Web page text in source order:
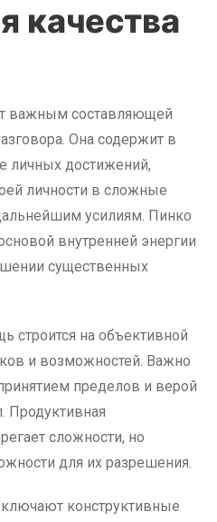
качества
важным составляющей
Она содержит в
личных достижений,
личности в сложные
усилиям. Пинко
внутренней энергии
существенных
строится на объективной
и возможностей. Важно
пределов и верой
Продуктивная
сложности, но
для их разрешения.
конструктивные